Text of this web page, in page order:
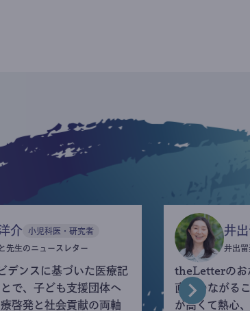
介 小児科医・研究者
先生のニュースレター
ンスに基づいた医療記
で、子ども支援団体へ
啓発と社会貢献の両軸
井
井出
theLetterのお
直接つながる
が高くて熱心